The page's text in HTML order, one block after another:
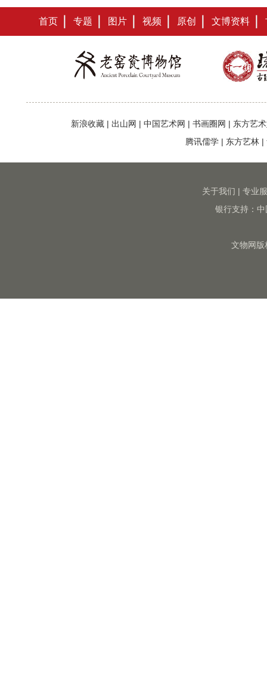
首页 专题 图片 视频 原创 文博资料
新浪收藏 | 出山网 | 中国艺术网 | 书画圈网 | 东方艺
腾讯儒学 | 东方艺林 |
关于我们 | 专业
银行支持：
文物网